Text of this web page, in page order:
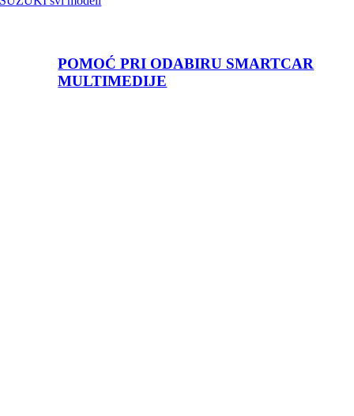
POMOĆ PRI ODABIRU SMARTCAR
MULTIMEDIJE